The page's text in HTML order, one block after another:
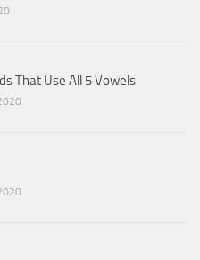
That Use All 5 Vowels